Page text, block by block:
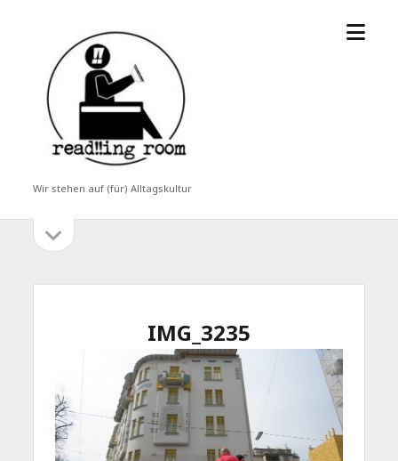
read!!ing
room
Wir stehen auf (für) Alltagskultur
Menü
Seitenleiste
öffnen
IMG_3235